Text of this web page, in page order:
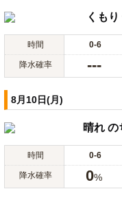
くも
時間 0-6
降水確率 ---
8月10日(月)
晴れ の
時間 0-6
降水確率 0%